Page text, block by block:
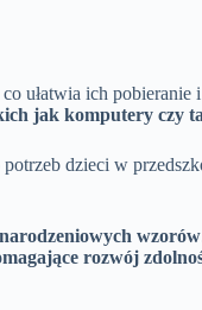
ułatwia ich
jak komputery czy
dzieci w
wzorów
rozwój